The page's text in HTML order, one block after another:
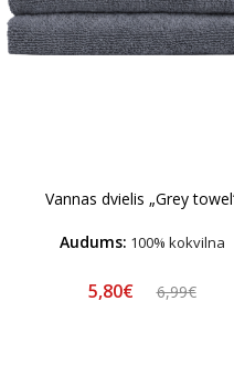
Vannas dvielis „Grey
Audums: 100% kokvilna
5,80€ 6,99€